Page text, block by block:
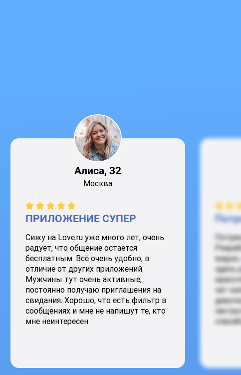
Алиса, 32
Москва
ПРИЛОЖЕНИЕ СУПЕР
Сижу на Love.ru уже много лет, очень
радует, что общение остается
бесплатным. Всё очень удобно, в
отличие от других приложений.
Мужчины тут очень активные,
постоянно получаю приглашения на
свидания. Хорошо, что есть фильтр в
сообщениях и мне не напишут те, кто
мне неинтересен.
здесь
чат